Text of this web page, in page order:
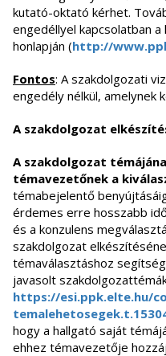
kutató-oktató kérhet.
engedéllyel kapcsolatban
honlapján (http://
Fontos: A szakdolgozati
engedély nélkül, amelynek
A szakdolgozat
A szakdolgozat témá
témavezetőnek a
témabejelentő
érdemes erre hosszabb
és a konzulens
szakdolgozat
témaválasztáshoz
javasolt
https://esi.ppk.elte.hu/
hogy a hallgató saját
ehhez témavezetője